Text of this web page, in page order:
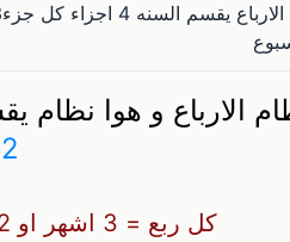
الارباع و هوا نظام يقسم
كل ربع = 3 اشهر او 12 اسبوع تقريبا